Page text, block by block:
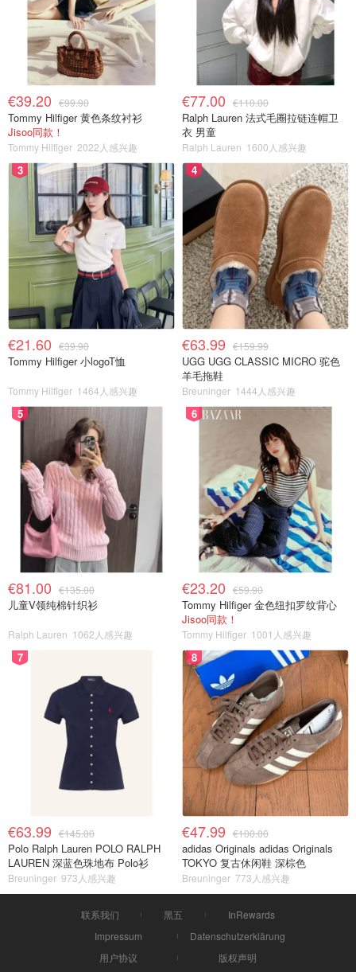
€39.20 €99.90
Tommy Hilfiger 黄色条纹衬衫
Jisoo同款！
Tommy Hilfiger 2022人感兴趣
€77.00 €110.00
Ralph Lauren 法式毛圈拉链连帽卫
衣 男童
Ralph Lauren 1600人感兴趣
3
€21.60 €39.90
Tommy Hilfiger 小logoT恤
Tommy Hilfiger 1464人感兴趣
4
€63.99 €159.99
UGG UGG CLASSIC MICRO 驼色
羊毛拖鞋
Breuninger 1444人感兴趣
5
€81.00 €135.00
儿童V领纯棉针织衫
Ralph Lauren 1062人感兴趣
6
€23.20 €59.90
Tommy Hilfiger 金色纽扣罗纹背心
Jisoo同款！
Tommy Hilfiger 1001人感兴趣
7
€63.99 €145.00
Polo Ralph Lauren POLO RALPH
LAUREN 深蓝色珠地布 Polo衫
Breuninger 973人感兴趣
8
€47.99 €100.00
adidas Originals adidas Originals
TOKYO 复古休闲鞋 深棕色
Breuninger 773人感兴趣
联系我们 黑五
InRewards
Impressum
Datenschutzerklärung
用户协议
版权声明